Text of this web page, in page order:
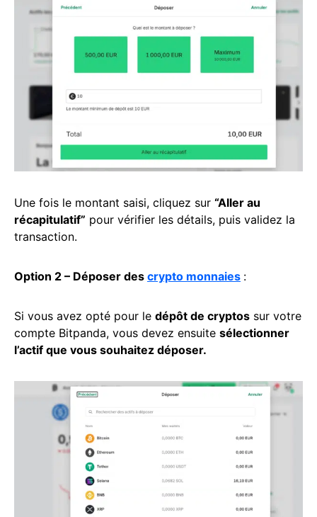
Une fois le montant saisi, cliquez sur “Aller au
récapitulatif” pour vérifier les détails, puis validez la
transaction.
Option 2 – Déposer des crypto monnaies :
Si vous avez opté pour le dépôt de cryptos sur votre
compte Bitpanda, vous devez ensuite sélectionner
l’actif que vous souhaitez déposer.